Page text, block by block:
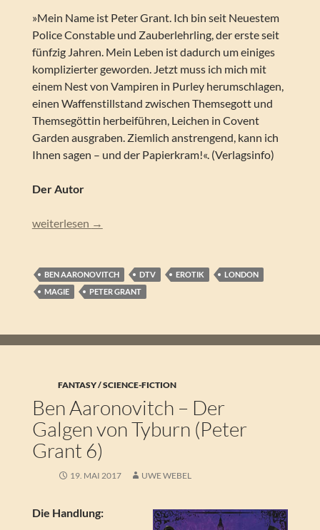
»Mein Name ist Peter Grant. Ich bin seit Neuestem
Police Constable und Zauberlehrling, der erste seit
fünfzig Jahren. Mein Leben ist dadurch um einiges
komplizierter geworden. Jetzt muss ich mich mit
einem Nest von Vampiren in Purley herumschlagen,
einen Waffenstillstand zwischen Themsegott und
Themsegöttin herbeiführen, Leichen in Covent
Garden ausgraben. Ziemlich anstrengend, kann ich
Ihnen sagen – und der Papierkram!«. (Verlagsinfo)
Der Autor
Ben Aaronovitch – Die Flüsse von London (Peter Grant 01)
weiterlesen →
BEN AARONOVITCH DTV EROTIK
LONDON
MAGIE
PETER GRANT
FANTASY / SCIENCE-FICTION
Ben Aaronovitch – Der
Galgen von Tyburn (Peter
Grant 6)
19. MAI 2017 UWE WEBEL
Die Handlung: